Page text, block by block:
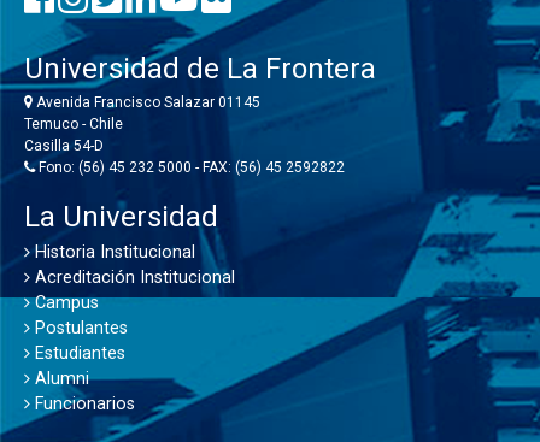
Universidad de La Frontera
Avenida Francisco Salazar 01145
Temuco - Chile
Casilla 54-D
Fono: (56) 45 232 5000 - FAX: (56) 45 2592822
La Universidad
Historia Institucional
Acreditación Institucional
Campus
Postulantes
Estudiantes
Alumni
Funcionarios